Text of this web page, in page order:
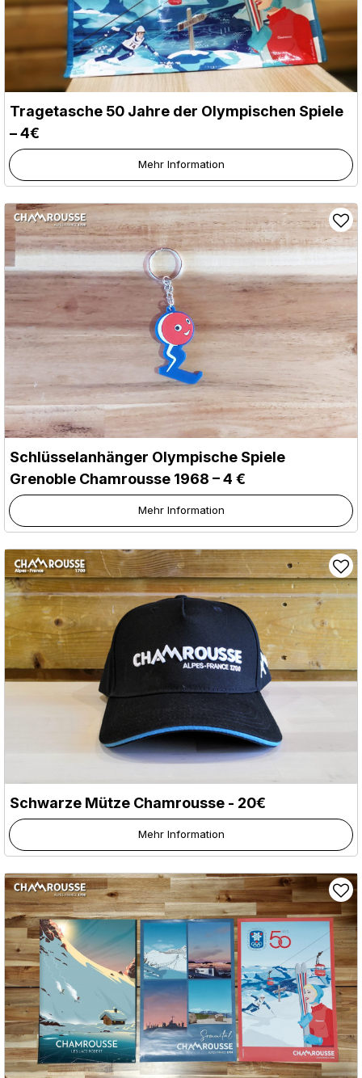
Tragetasche 50 Jahre der Olympischen Spiele
– 4€
Mehr Information
Schlüsselanhänger Olympische Spiele
Grenoble Chamrousse 1968 – 4 €
Mehr Information
Schwarze Mütze Chamrousse - 20€
Mehr Information